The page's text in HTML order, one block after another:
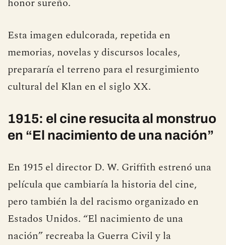
honor sureño.
Esta imagen edulcorada, repetida en
memorias, novelas y discursos locales,
prepararía el terreno para el resurgimiento
cultural del Klan en el siglo XX.
1915: el cine resucita al monstruo
en “El nacimiento de una nación”
En 1915 el director D. W. Griffith estrenó una
película que cambiaría la historia del cine,
pero también la del racismo organizado en
Estados Unidos. “El nacimiento de una
nación” recreaba la Guerra Civil y la